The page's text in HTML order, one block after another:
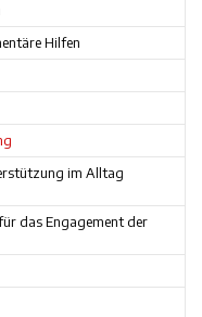
Hilfen
im Alltag
das Engagement der